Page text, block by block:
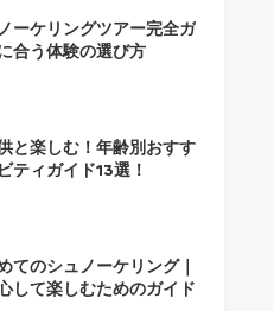
ーケリングツアー完全ガ
合う体験の選び方
と楽しむ！年齢別おすす
ティガイド13選！
てのシュノーケリング｜
して楽しむためのガイド